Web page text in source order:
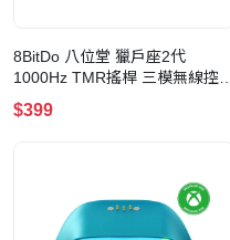
8BitDo 八位堂 獵戶座2代
1000Hz TMR搖桿 三模無線控制
器(白色)
$399